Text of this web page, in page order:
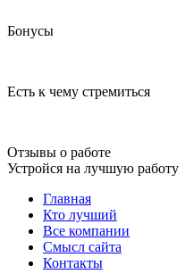
Бонусы
Есть к чему стремиться
Отзывы о работе
Устройся на лучшую работу
Главная
Кто лучший
Все компании
Смысл сайта
Контакты